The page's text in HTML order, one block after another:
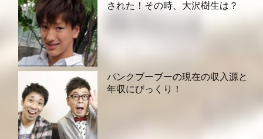
された！その時、大沢樹生は？
パンクブーブーの現在の収入源と
年収にびっくり！